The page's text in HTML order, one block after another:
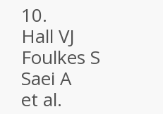
10.
Hall VJ
Foulkes S
Saei A
et al.